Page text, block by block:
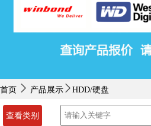
行业动态
首页 产品展示 HDD/硬盘
查看类别